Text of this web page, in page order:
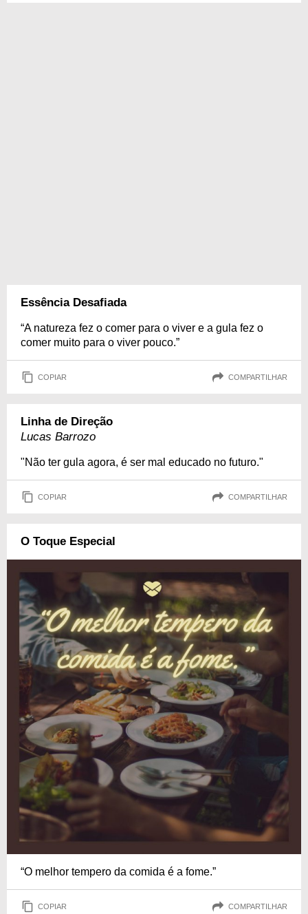
Essência Desafiada
“A natureza fez o comer para o viver e a gula fez o
comer muito para o viver pouco.”
COPIAR COMPARTILHAR
Linha de Direção
Lucas Barrozo
"Não ter gula agora, é ser mal educado no futuro."
COPIAR COMPARTILHAR
O Toque Especial
“O melhor tempero da comida é a fome.”
COPIAR COMPARTILHAR